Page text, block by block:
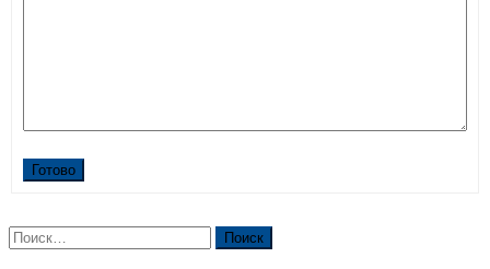
Готово
Найти: